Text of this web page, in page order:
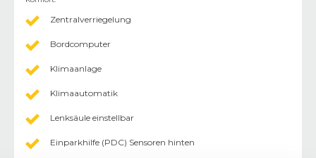
Zentralverriegelung
Bordcomputer
Klimaanlage
Klimaautomatik
Lenksäule einstellbar
Einparkhilfe (PDC) Sensoren hinten